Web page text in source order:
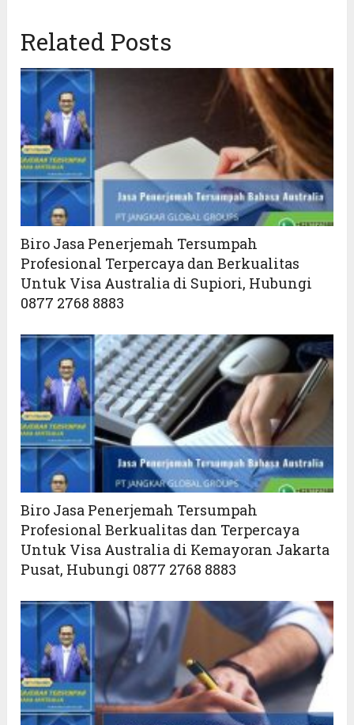
Related Posts
Biro Jasa Penerjemah Tersumpah
Profesional Terpercaya dan Berkualitas
Untuk Visa Australia di Supiori, Hubungi
0877 2768 8883
Biro Jasa Penerjemah Tersumpah
Profesional Berkualitas dan Terpercaya
Untuk Visa Australia di Kemayoran Jakarta
Pusat, Hubungi 0877 2768 8883